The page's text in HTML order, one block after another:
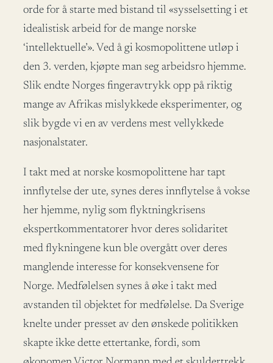
orde for å starte med bistand til «sysselsetting i et
idealistisk arbeid for de mange norske
‘intellektuelle’». Ved å gi kosmopolittene utløp i
den 3. verden, kjøpte man seg arbeidsro hjemme.
Slik endte Norges fingeravtrykk opp på riktig
mange av Afrikas mislykkede eksperimenter, og
slik bygde vi en av verdens mest vellykkede
nasjonalstater.
I takt med at norske kosmopolittene har tapt
innflytelse der ute, synes deres innflytelse å vokse
her hjemme, nylig som flyktningkrisens
ekspertkommentatorer hvor deres solidaritet
med flykningene kun ble overgått over deres
manglende interesse for konsekvensene for
Norge. Medfølelsen synes å øke i takt med
avstanden til objektet for medfølelse. Da Sverige
knelte under presset av den ønskede politikken
skapte ikke dette ettertanke, fordi, som